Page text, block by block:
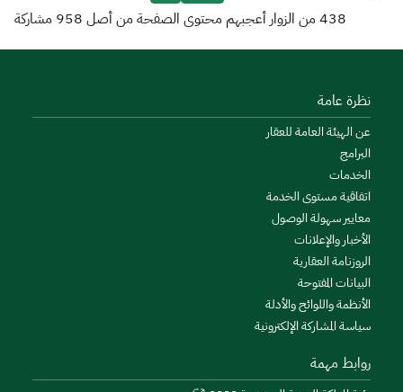
438 من الزوار أعجبهم محتوى الصفحة من أصل 958 مشاركة
نظرة عامة
عن الهيئة العامة للعقار
البرامج
الخدمات
اتفاقية مستوى الخدمة
معايير سهولة الوصول
الأخبار والإعلانات
الروزنامة العقارية
البيانات المفتوحة
الأنظمة واللوائح والأدلة
سياسة المشاركة الإلكترونية
روابط مهمة